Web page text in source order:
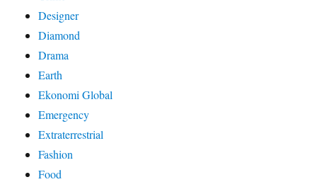
Designer
Diamond
Drama
Earth
Ekonomi Global
Emergency
Extraterrestrial
Fashion
Food